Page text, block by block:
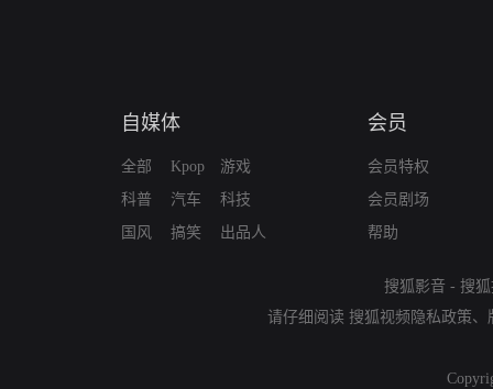
自媒体
全部
科普
国风
Kpop
汽车
搞笑
游戏
科技
出品人
会员
会员特权
会员剧场
帮助
搜狐影音 - 搜
请仔细阅读 搜狐视频隐私政策、